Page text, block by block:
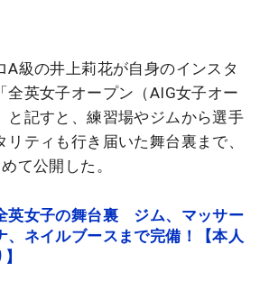
A級の井上莉花が自身のインスタ
全英女子オープン（AIG女子オー
と記すと、練習場やジムから選手
ティも行き届いた舞台裏まで、
て公開した。
英女子の舞台裏 ジム、マッサー
、ネイルブースまで完備！【本人